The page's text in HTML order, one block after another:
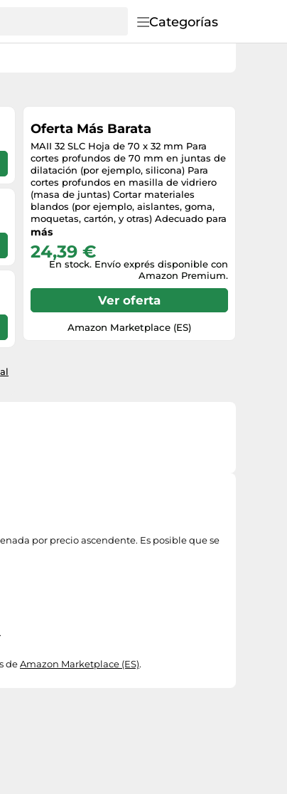
Categorías
Oferta Más Barata
MAII 32 SLC Hoja de 70 x 32 mm Para
cortes profundos de 70 mm en juntas de
dilatación (por ejemplo, silicona) Para
cortes profundos en masilla de vidriero
(masa de juntas) Cortar materiales
blandos (por ejemplo, aislantes, goma,
moquetas, cartón, y otras) Adecuado para
todas las máquinas StarlockMax (Bosch
QSL AFSC 18 QCSL FSC 500 QSL) El
sistema de enganche Starlock te permite
cambiar la hoja rápidamente en 3
segundos, sin tener que tocarla, Peso:
0.121 Libras, Fabricante: Bosch Home and
Garden
más
24,39 €
En stock. Envío exprés disponible con
Amazon Premium.
Ver oferta
Amazon Marketplace (ES)
por precio ascendente. Es posible que se
deAmazon Marketplace (ES).